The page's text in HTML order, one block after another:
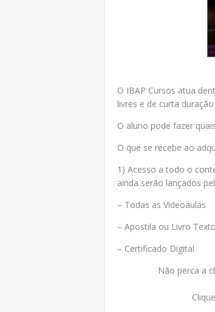
O IBAP Cursos atua
livres e de curta
O aluno pode fazer
O que se recebe ao
1) Acesso a todo o
ainda serão lançados
– Todas as Videoaulas
– Apostila ou Livro
– Certificado Digital
Não perca a